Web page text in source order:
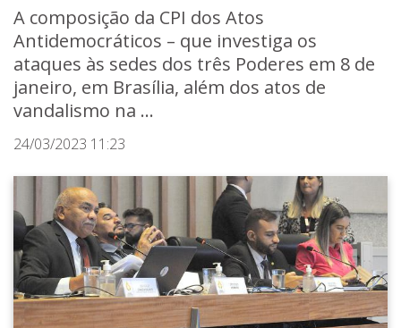
A composição da CPI dos Atos
Antidemocráticos – que investiga os
ataques às sedes dos três Poderes em 8 de
janeiro, em Brasília, além dos atos de
vandalismo na ...
24/03/2023 11:23